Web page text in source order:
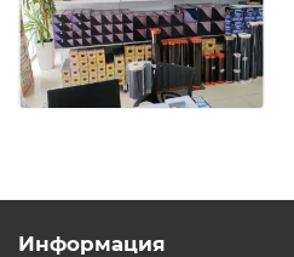
Информация